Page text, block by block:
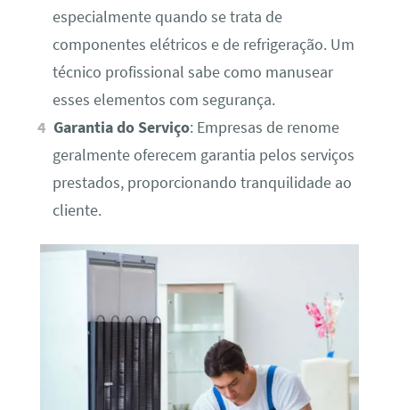
especialmente quando se trata de
componentes elétricos e de refrigeração. Um
técnico profissional sabe como manusear
esses elementos com segurança.
Garantia do Serviço: Empresas de renome
geralmente oferecem garantia pelos serviços
prestados, proporcionando tranquilidade ao
cliente.